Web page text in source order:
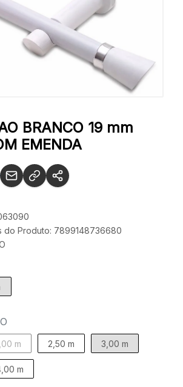
BRANCO 19 mm
EMENDA
do Produto: 7899148736680
m 2,50 m 3,00 m
m